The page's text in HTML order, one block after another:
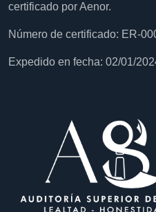
certificado por Aenor.
Número de certificado: ER-
Expedido en fecha: 02/01/